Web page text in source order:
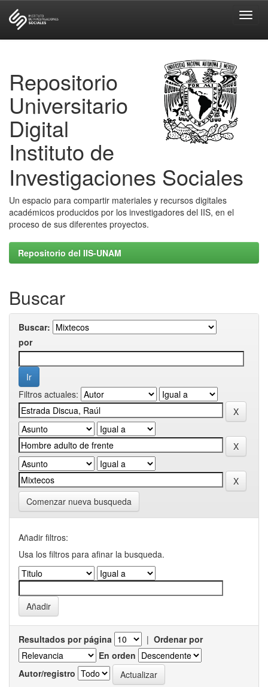
Repositorio
Universitario
Digital
Instituto de
Investigaciones Sociales
Un espacio para compartir materiales y recursos digitales
académicos producidos por los investigadores del IIS, en el
proceso de sus diferentes proyectos.
Repositorio del IIS-UNAM
Buscar
Buscar:
por
Filtros actuales:
Comenzar nueva busqueda
Añadir filtros:
Usa los filtros para afinar la busqueda.
Resultados por página | Ordenar por
En orden
Autor/registro